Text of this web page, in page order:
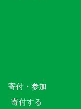
寄付・参加
寄付する